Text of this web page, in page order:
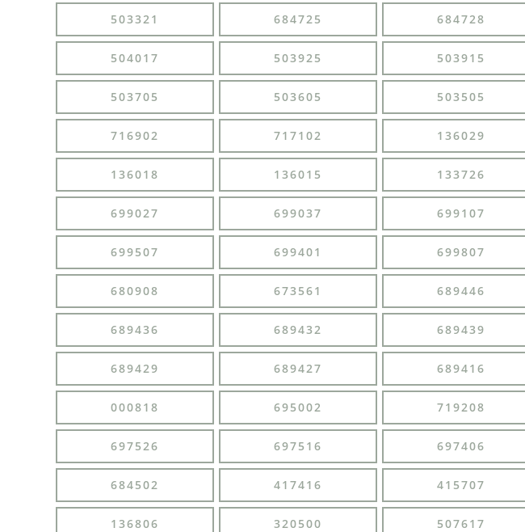
503321 684725 684728
504017 503925 503915
503705 503605 503505
716902 717102 136029
136018 136015 133726
699027 699037 699107
699507 699401 699807
680908 673561 689446
689436 689432 689439
689429 689427 689416
000818 695002 719208
697526 697516 697406
684502 417416 415707
136806 320500 507617